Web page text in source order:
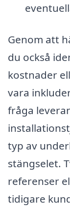
Genom att
du också
kostnader
vara
fråga
typ av
stängselet.
referenser
tidigare